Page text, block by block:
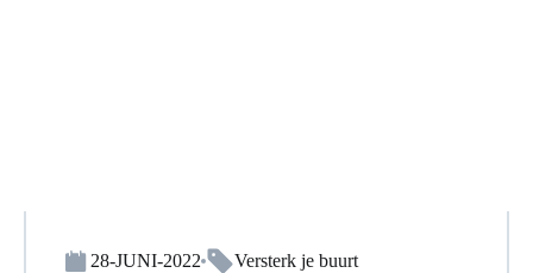
28-JUNI-2022 Versterk je buurt